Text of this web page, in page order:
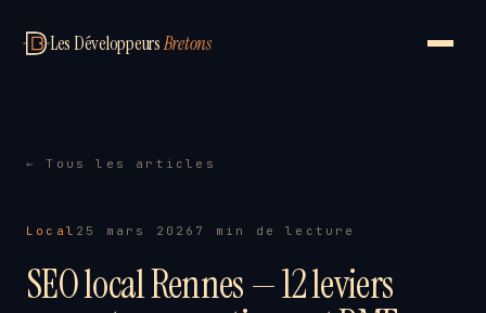
Les DéveloppeursBretons
← Tous les articles
Local 25 mars 2026 7 min de lecture
SEO local Rennes — 12 leviers